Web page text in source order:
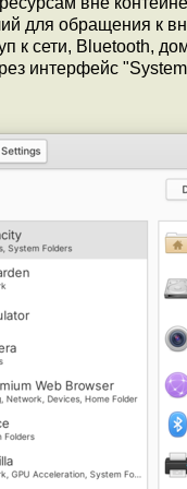
для обращения к
к сети, Bluetooth,
интерфейс